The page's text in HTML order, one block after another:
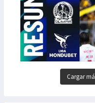
Cargar